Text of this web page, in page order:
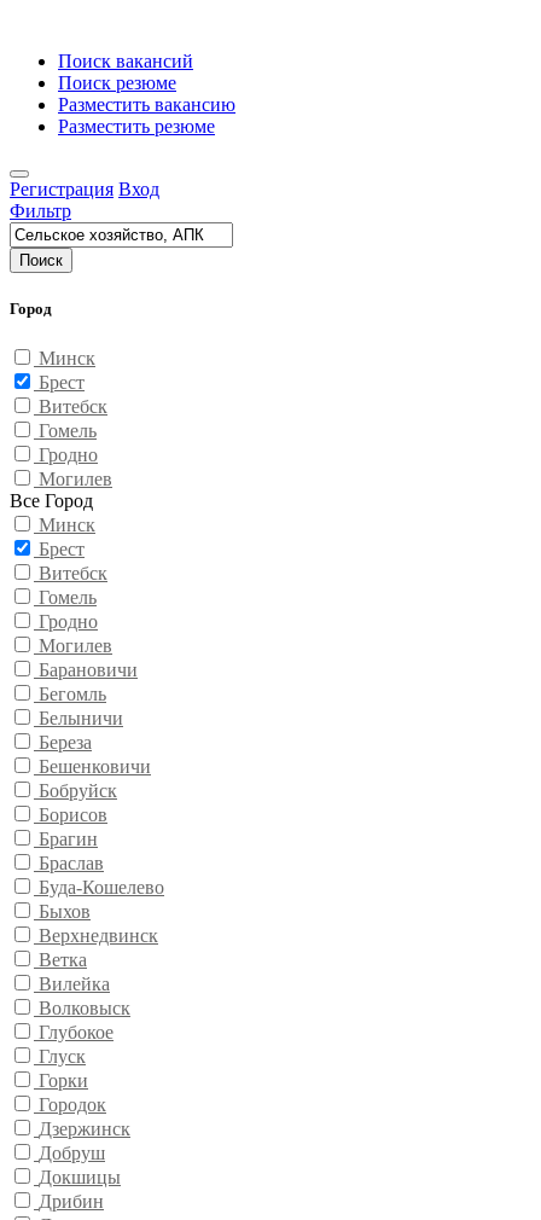
Поиск вакансий
Поиск резюме
Разместить вакансию
Разместить резюме
Регистрация Вход
Фильтр
Поиск
Город
Минск
Брест
Витебск
Гомель
Гродно
Могилев
Все Город
Минск
Брест
Витебск
Гомель
Гродно
Могилев
Барановичи
Бегомль
Белыничи
Береза
Бешенковичи
Бобруйск
Борисов
Брагин
Браслав
Буда-Кошелево
Быхов
Верхнедвинск
Ветка
Вилейка
Волковыск
Глубокое
Глуск
Горки
Городок
Дзержинск
Добруш
Докшицы
Дрибин